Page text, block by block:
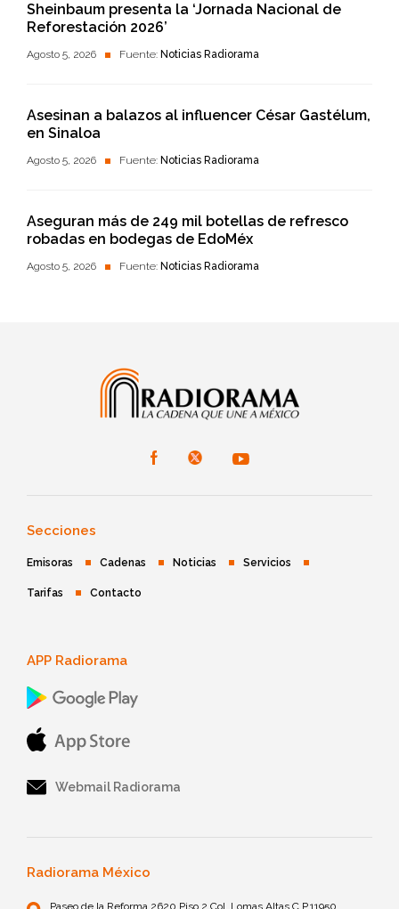
Sheinbaum presenta la ‘Jornada Nacional de
Reforestación 2026’
Agosto 5, 2026 Fuente: Noticias Radiorama
Asesinan a balazos al influencer César Gastélum,
en Sinaloa
Agosto 5, 2026 Fuente: Noticias Radiorama
Aseguran más de 249 mil botellas de refresco
robadas en bodegas de EdoMéx
Agosto 5, 2026 Fuente: Noticias Radiorama
Secciones
Emisoras Cadenas Noticias Servicios
Tarifas Contacto
APP Radiorama
Webmail Radiorama
Radiorama México